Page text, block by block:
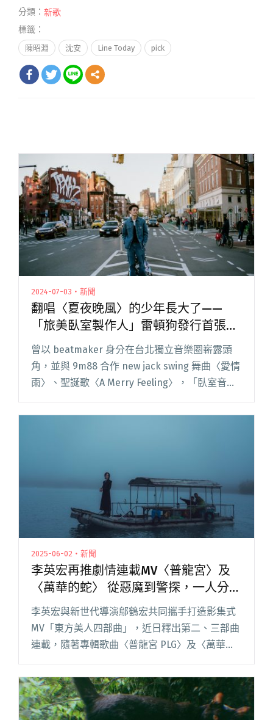
分類： 新歌
標籤：
陳昭淵 沈安 Line Today pick
2024-07-03・新聞
翻唱〈夏夜晚風〉的少年長大了——
「旅美臥室製作人」雷頓狗發行首張專
輯《Blue Jeans》
曾以 beatmaker 身分在台北獨立音樂圈嶄露頭
角，並與 9m88 合作 new jack swing 舞曲〈愛情
雨〉、聖誕歌〈A Merry Feeling〉，「臥室音樂
製作人」雷頓狗（Layton Wu）因為 2020 年的翻
唱單曲閱讀全文 "翻唱〈夏夜晚風〉的少年長大
2025-06-02・新聞
李英宏再推劇情連載MV〈普龍宮〉及
〈萬華的蛇〉 從惡魔到警探，一人分飾
多角展現演技
李英宏與新世代導演鄔鶴宏共同攜手打造影集式
MV「東方美人四部曲」，近日釋出第二、三部曲
連載，隨著專輯歌曲〈普龍宮 PLG〉及〈萬華的
男子的真實身份。 透過每部曲劇中角色的不同視
角，李英閱讀全文 "李英宏再推劇情連載MV〈普
龍宮〉及〈萬華的蛇〉 從惡魔到警探，一人分飾